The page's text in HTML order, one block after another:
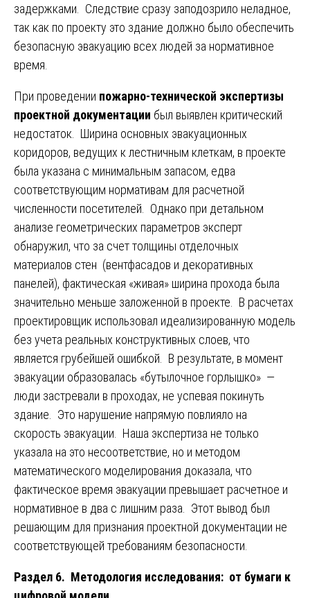
задержками. Следствие сразу заподозрило неладное,
так как по проекту это здание должно было обеспечить
безопасную эвакуацию всех людей за нормативное
время.
При проведении пожарно-технической экспертизы
проектной документации был выявлен критический
недостаток. Ширина основных эвакуационных
коридоров, ведущих к лестничным клеткам, в проекте
была указана с минимальным запасом, едва
соответствующим нормативам для расчетной
численности посетителей. Однако при детальном
анализе геометрических параметров эксперт
обнаружил, что за счет толщины отделочных
материалов стен (вентфасадов и декоративных
панелей), фактическая «живая» ширина прохода была
значительно меньше заложенной в проекте. В расчетах
проектировщик использовал идеализированную модель
без учета реальных конструктивных слоев, что
является грубейшей ошибкой. В результате, в момент
эвакуации образовалась «бутылочное горлышко» —
люди застревали в проходах, не успевая покинуть
здание. Это нарушение напрямую повлияло на
скорость эвакуации. Наша экспертиза не только
указала на это несоответствие, но и методом
математического моделирования доказала, что
фактическое время эвакуации превышает расчетное и
нормативное в два с лишним раза. Этот вывод был
решающим для признания проектной документации не
соответствующей требованиям безопасности.
Раздел 6. Методология исследования: от бумаги к